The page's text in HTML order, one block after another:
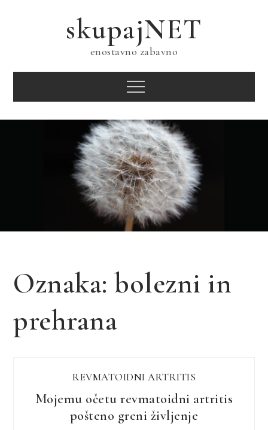
skupajNET
enostavno zabavno
Menu
Oznaka:bolezni in
prehrana
REVMATOIDNI ARTRITIS
Mojemu očetu revmatoidni artritis
pošteno greni življenje